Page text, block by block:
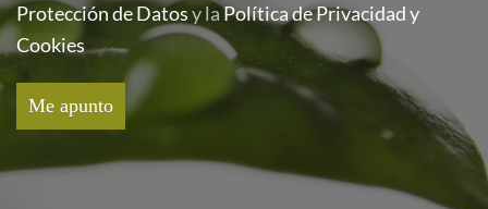
Protección de Datosy laPolítica de Privacidad y
Cookies